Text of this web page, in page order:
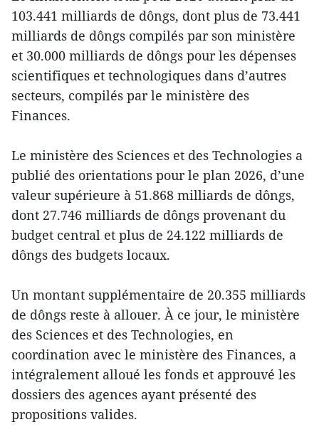
103.441 milliards de dôngs, dont plus de 73.441
milliards de dôngs compilés par son ministère
et 30.000 milliards de dôngs pour les dépenses
scientifiques et technologiques dans d’autres
secteurs, compilés par le ministère des
Finances.
Le ministère des Sciences et des Technologies a
publié des orientations pour le plan 2026, d’une
valeur supérieure à 51.868 milliards de dôngs,
dont 27.746 milliards de dôngs provenant du
budget central et plus de 24.122 milliards de
dôngs des budgets locaux.
Un montant supplémentaire de 20.355 milliards
de dôngs reste à allouer. À ce jour, le ministère
des Sciences et des Technologies, en
coordination avec le ministère des Finances, a
intégralement alloué les fonds et approuvé les
dossiers des agences ayant présenté des
propositions valides.